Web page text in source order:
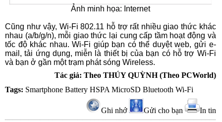
Ảnh minh họa: Internet
Cũng như vậy, Wi-Fi 802.11 hỗ trợ rất nhiều giao thức khác
nhau (a/b/g/n), mỗi giao thức lại cung cấp tầm hoạt động và
tốc độ khác nhau. Wi-Fi giúp bạn có thể duyệt web, gửi e-
mail, tải ứng dụng, miễn là thiết bị của bạn có hỗ trợ Wi-Fi
và bạn ở gần một trạm phát sóng Wireless.
Tác giả: Theo THÚY QUỲNH (Theo PCWorld)
Tags: Smartphone Battery HSPA MicroSD Bluetooth Wi-Fi
Ghi nhớ Gửi cho bạn In tin